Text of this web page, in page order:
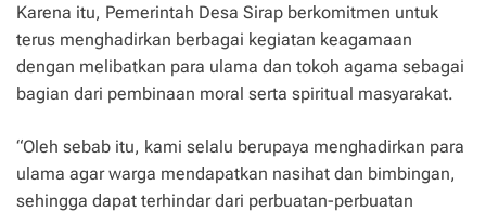
Karena itu, Pemerintah Desa Sirap berkomitmen untuk
terus menghadirkan berbagai kegiatan keagamaan
dengan melibatkan para ulama dan tokoh agama sebagai
bagian dari pembinaan moral serta spiritual masyarakat.
“Oleh sebab itu, kami selalu berupaya menghadirkan para
ulama agar warga mendapatkan nasihat dan bimbingan,
sehingga dapat terhindar dari perbuatan-perbuatan